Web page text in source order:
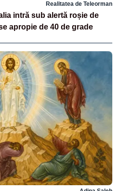
Realitatea de Teleorman
intră sub alertă roșie de
apropie de 40 de grade